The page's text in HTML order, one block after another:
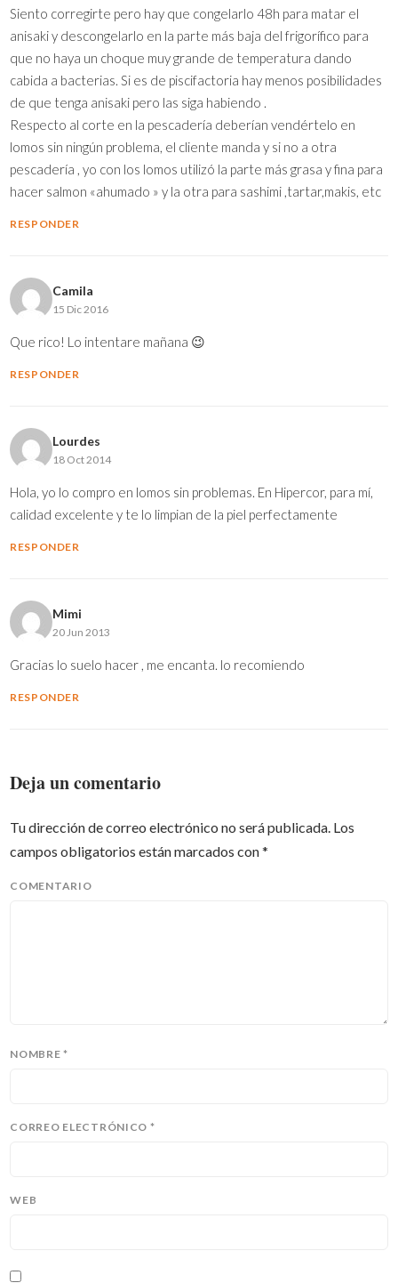
Siento corregirte pero hay que congelarlo 48h para matar el
anisaki y descongelarlo en la parte más baja del frigorífico para
que no haya un choque muy grande de temperatura dando
cabida a bacterias. Si es de piscifactoria hay menos posibilidades
de que tenga anisaki pero las siga habiendo .
Respecto al corte en la pescadería deberían vendértelo en
lomos sin ningún problema, el cliente manda y si no a otra
pescadería , yo con los lomos utilizó la parte más grasa y fina para
hacer salmon «ahumado » y la otra para sashimi ,tartar,makis, etc
RESPONDER
Camila
15 Dic 2016
Que rico! Lo intentare mañana 😉
RESPONDER
Lourdes
18 Oct 2014
Hola, yo lo compro en lomos sin problemas. En Hipercor, para mí,
calidad excelente y te lo limpian de la piel perfectamente
RESPONDER
Mimi
20 Jun 2013
Gracias lo suelo hacer , me encanta. lo recomiendo
RESPONDER
Deja un comentario
Tu dirección de correo electrónico no será publicada. Los
campos obligatorios están marcados con*
COMENTARIO
NOMBRE*
CORREO ELECTRÓNICO *
WEB